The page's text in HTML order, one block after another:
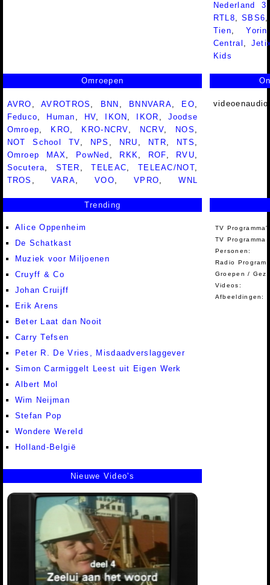
Nederland
RTL8,SBS6
Tien,Yorin
Central ,
Kids
Omroepen
AVRO ,AVROTROS BNN BNNVARA EO
Feduco
Human HV IKON IKOR
Joodse
Omroep
KRO KRO-NCRV NCRV NOS
NOT School TV
NPS NRU NTR NTS
Omroep MAX
PowNed RKK ROF RVU
Socutera
STER ,TELEAC TELEAC/NOT
TROS
VARA ,VOO ,VPRO ,WNL
Trending
Alice Oppenheim
De Schatkast
Muziek voor Miljoenen
Cruyff & Co
Johan Cruijff
Erik Arens
Beter Laat dan Nooit
Carry Tefsen
Peter R. De Vries, Misdaadverslaggever
Simon Carmiggelt Leest uit Eigen Werk
Albert Mol
Wim Neijman
Stefan Pop
Wondere Wereld
Holland-België
TV
TV Programma
Personen:
Radio
Groepen /
Videos:
Afbeeldingen:
Nieuwe Video's